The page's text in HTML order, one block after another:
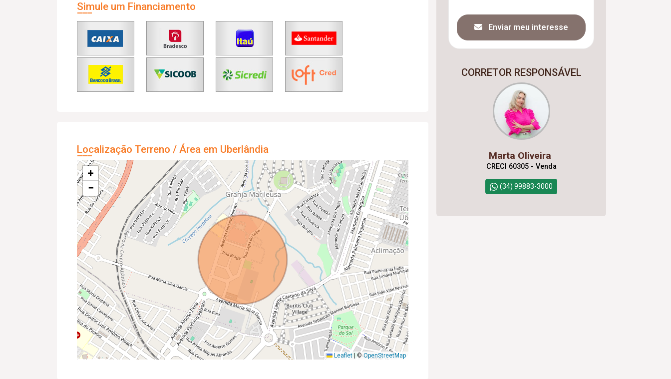
Simule um Financiamento
Localização Terreno / Área em Uberlândia
+
−
Leaflet ©OpenStreetMap
Enviar meu interesse
CORRETOR RESPONSÁVEL
Marta Oliveira
CRECI 60305 - Venda
(34) 99883-3000